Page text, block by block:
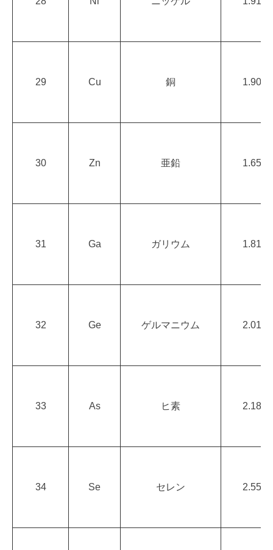
29 Cu 銅 1.90
30 Zn 亜鉛 1.65
31 Ga ガリウム 1.81
32 Ge ゲルマニウム 2.01
33 As ヒ素 2.18
34 Se セレン 2.55